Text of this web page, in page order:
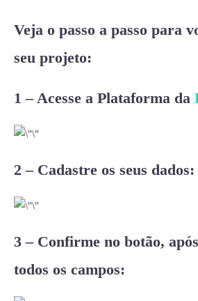
Veja o passo a passo para
seu projeto:
1 – Acesse a Plataforma da
2 – Cadastre os seus dados:
3 – Confirme no botão,
todos os campos: